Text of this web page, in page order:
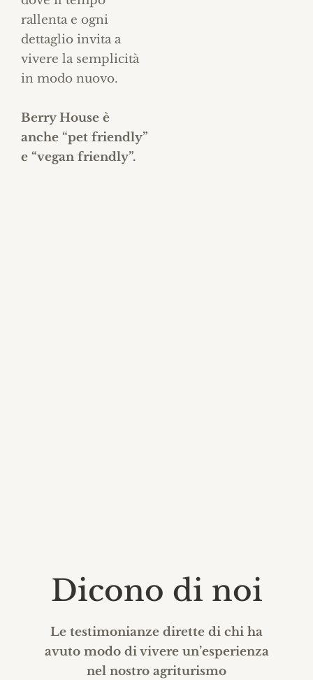
rallenta e ogni
dettaglio invita a
vivere la semplicità
in modo nuovo.
Berry House è
anche “pet friendly”
e “vegan friendly”.
Dicono di noi
Le testimonianze dirette di chi ha
avuto modo di vivere un’esperienza
nel nostro agriturismo